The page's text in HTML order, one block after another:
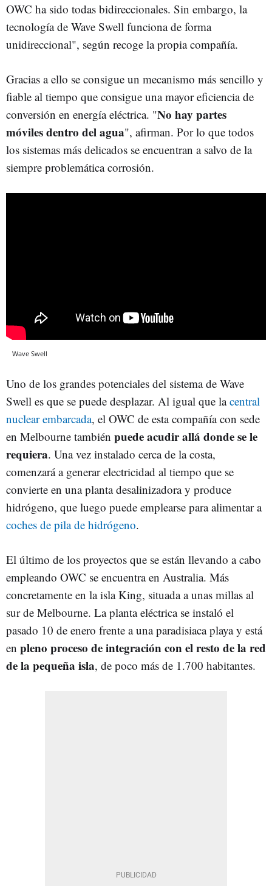
OWC ha sido todas bidireccionales. Sin embargo, la
tecnología de Wave Swell funciona de forma
unidireccional", según recoge la propia compañía.
Gracias a ello se consigue un mecanismo más sencillo y
fiable al tiempo que consigue una mayor eficiencia de
conversión en energía eléctrica. "No hay partes
móviles dentro del agua", afirman. Por lo que todos
los sistemas más delicados se encuentran a salvo de la
siempre problemática corrosión.
Wave Swell
Uno de los grandes potenciales del sistema de Wave
Swell es que se puede desplazar. Al igual que lacentral
nuclear embarcada, el OWC de esta compañía con sede
en Melbourne también puede acudir allá donde se le
requiera. Una vez instalado cerca de la costa,
comenzará a generar electricidad al tiempo que se
convierte en una planta desalinizadora y produce
hidrógeno, que luego puede emplearse para alimentar a
coches de pila de hidrógeno.
El último de los proyectos que se están llevando a cabo
empleando OWC se encuentra en Australia. Más
concretamente en la isla King, situada a unas millas al
sur de Melbourne. La planta eléctrica se instaló el
pasado 10 de enero frente a una paradisiaca playa y está
en pleno proceso de integración con el resto de la red
de la pequeña isla, de poco más de 1.700 habitantes.